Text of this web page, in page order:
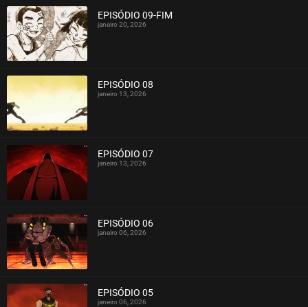
EPISÓDIO 09-FIM
janeiro 20, 2026
EPISÓDIO 08
janeiro 13, 2026
EPISÓDIO 07
janeiro 13, 2026
EPISÓDIO 06
janeiro 06, 2026
EPISÓDIO 05
janeiro 06, 2026